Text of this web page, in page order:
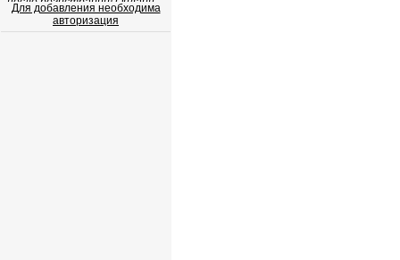
Для добавления необходима
авторизация